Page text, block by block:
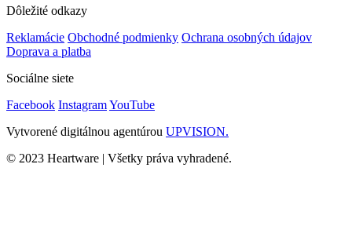
Dôležité odkazy
Reklamácie Obchodné podmienky Ochrana osobných údajov
Doprava a platba
Sociálne siete
Facebook InstagramYouTube
Vytvorené digitálnou agentúrou UPVISION.
© 2023 Heartware | Všetky práva vyhradené.